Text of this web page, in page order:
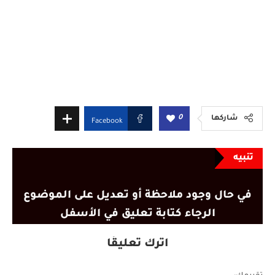
شاركها 0
Facebook
تنبيه
في حال وجود ملاحظة أو تعديل على الموضوع
الرجاء كتابة تعليق في الأسفل
اترك تعليقًا